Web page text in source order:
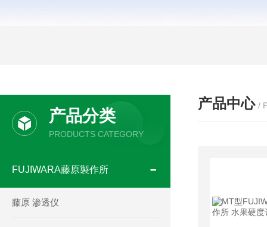
产品分类
PRODUCTS CATEGORY
FUJIWARA藤原製作所
藤原 渗透仪
产品中心 /